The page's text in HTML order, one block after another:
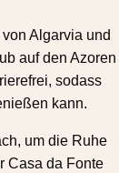
Algarvia und
auf den Azoren
sodass
kann.
um die Ruhe
Casa da Fonte